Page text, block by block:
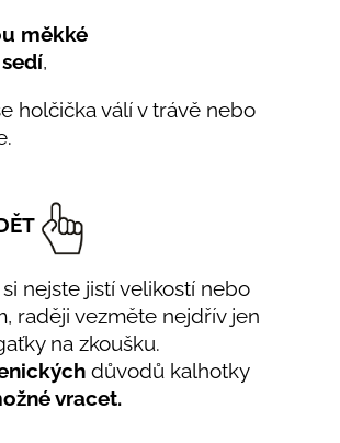
měkké
,
holčička válí v trávě nebo
nejste jistí velikostí nebo
raději vezměte nejdřív jen
na zkoušku.
důvodů kalhotky
vracet.